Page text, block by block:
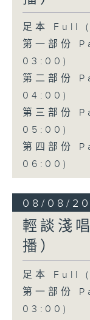
足本 Full
第一部份
03:00)
第二部份
04:00)
第三部份
05:00)
第四部份
06:00)
08/08/
輕談淺
播）
足本 Full
第一部份
03:00)